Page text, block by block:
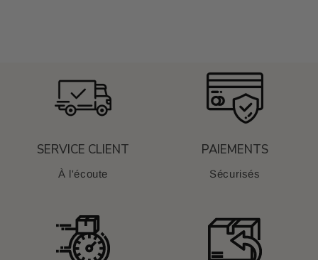
SERVICE CLIENT
À l'écoute
PAIEMENTS
Sécurisés